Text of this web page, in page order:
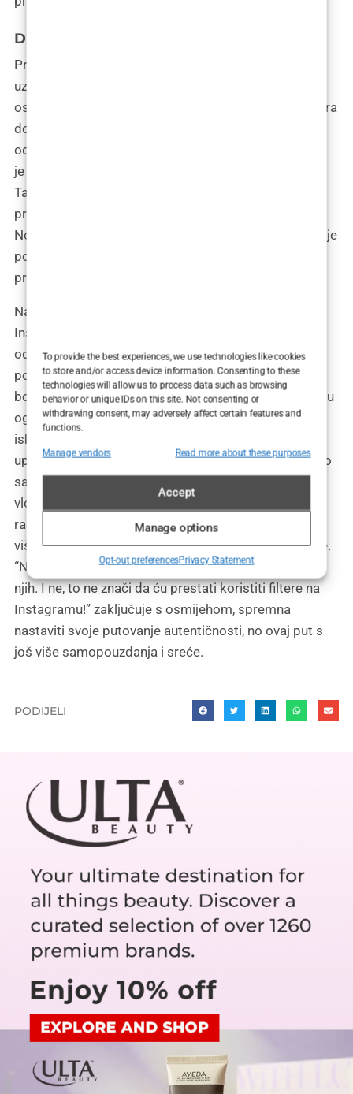
To provide the best experiences, we use technologies like cookies
to store and/or access device information. Consenting to these
technologies will allow us to process data such as browsing
behavior or unique IDs on this site. Not consenting or
withdrawing consent, may adversely affect certain features and
functions.
Manage vendors Read more about these purposes
Accept
Manage options
Opt-out preferencesPrivacy Statement
Društveni izlasci
Prvi izlazak s prijateljima nakon promjene bio je miks
uzbuđenja i nervoze. “Hoće li me konobar pitati za
osobnu? Znate, sad izgledam mlađe,” našali se Tamara
dok ulaze u omiljeni restoran. Prijatelji su bili
oduševljeni njezinim novim izgledom, bombardirajući
je komplimentima i šalama. “Hej, je li itko vidio
Tamarinu izgubljenu polovicu?” dobacuje jedan
prijatelj, aludirajući na manji volumen njezinih usana.
Noć ispunjena smijehom i toplim razgovorima samo je
potvrdila Tamarinu odluku, osjećajući se voljeno i
prihvaćeno u svom prirodnom izdanju.
Najzanimljiviji dio prilagodbe bio je Tamarin Q&A na
Instagramu, gdje je otvoreno razgovarala o svojoj
odluci da ukloni filere. Pratitelji su bili radoznali,
postavljajući pitanja koja su se kretala od “Je li
boljelo?” do “Kako se sada osjećaš kad se pogledaš u
ogledalo?”. Tamara je odgovarala s humorom i
iskrenošću. “Osjećam se kao da sam se napokon
upoznala,” rekla je, dodajući, “a što se tiče boli, recimo
samo da je manje bolno od gledanja mojih starih
vlogova!” Njezina sposobnost da se šali na vlastiti
račun i otvoreno dijeli svoje iskustvo zaradila je još
više poštovanja i divljenja od strane njezine zajednice.
“Na kraju dana, važno je voljeti sebe, s filerima ili bez
njih. I ne, to ne znači da ću prestati koristiti filtere na
Instagramu!” zaključuje s osmijehom, spremna
nastaviti svoje putovanje autentičnosti, no ovaj put s
još više samopouzdanja i sreće.
PODIJELI